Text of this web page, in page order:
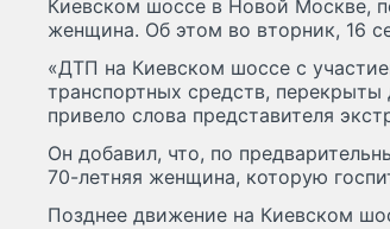
Киевском шоссе в Новой Москве,
женщина. Об этом во вторник, 16
«ДТП на Киевском шоссе с
транспортных средств,
привело слова представителя
Он добавил, что, по
70-летняя женщина, которую
Позднее движение на Киевском